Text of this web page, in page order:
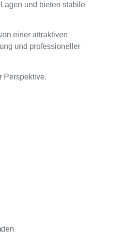
und bieten stabile
einer attraktiven
und professioneller
Perspektive.